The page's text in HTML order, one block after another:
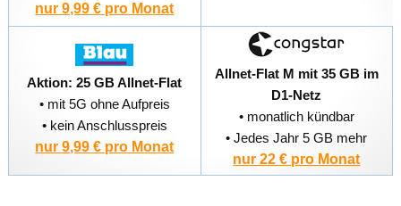
nur 9,99 € pro Monat
Aktion: 25 GB Allnet-Flat
• mit 5G ohne Aufpreis
• kein Anschlusspreis
nur 9,99 € pro Monat
Allnet-Flat M mit 35 GB im
D1-Netz
• monatlich kündbar
• Jedes Jahr 5 GB mehr
nur 22 € pro Monat